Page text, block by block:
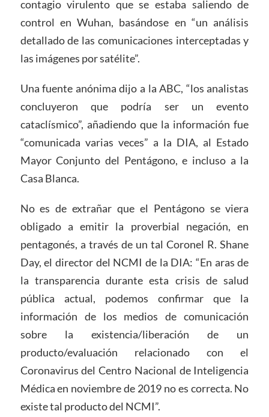
contagio virulento que se estaba saliendo de
control en Wuhan, basándose en “un análisis
detallado de las comunicaciones interceptadas y
las imágenes por satélite”.
Una fuente anónima dijo a la ABC, “los analistas
concluyeron que podría ser un evento
cataclísmico”, añadiendo que la información fue
“comunicada varias veces” a la DIA, al Estado
Mayor Conjunto del Pentágono, e incluso a la
Casa Blanca.
No es de extrañar que el Pentágono se viera
obligado a emitir la proverbial negación, en
pentagonés, a través de un tal Coronel R. Shane
Day, el director del NCMI de la DIA: “En aras de
la transparencia durante esta crisis de salud
pública actual, podemos confirmar que la
información de los medios de comunicación
sobre la existencia/liberación de un
producto/evaluación relacionado con el
Coronavirus del Centro Nacional de Inteligencia
Médica en noviembre de 2019 no es correcta. No
existe tal producto del NCMI”.